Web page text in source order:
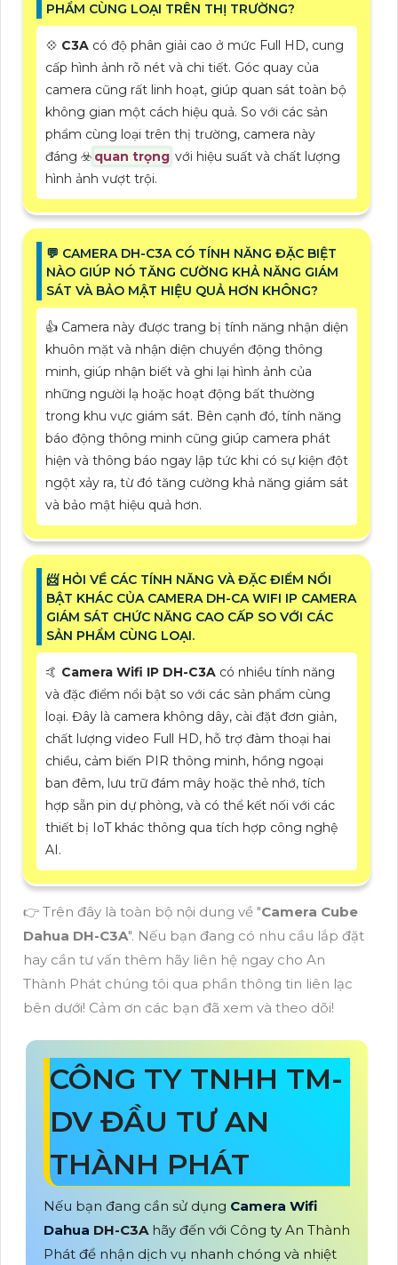
PHẨM CÙNG LOẠI TRÊN THỊ TRƯỜNG?
💠 C3A có độ phân giải cao ở mức Full HD, cung
cấp hình ảnh rõ nét và chi tiết. Góc quay của
camera cũng rất linh hoạt, giúp quan sát toàn bộ
không gian một cách hiệu quả. So với các sản
phẩm cùng loại trên thị trường, camera này
đáng ☣️ quan trọng với hiệu suất và chất lượng
hình ảnh vượt trội.
️💬 CAMERA DH-C3A CÓ TÍNH NĂNG ĐẶC BIỆT
NÀO GIÚP NÓ TĂNG CƯỜNG KHẢ NĂNG GIÁM
SÁT VÀ BẢO MẬT HIỆU QUẢ HƠN KHÔNG?
👍 Camera này được trang bị tính năng nhận diện
khuôn mặt và nhận diện chuyển động thông
minh, giúp nhận biết và ghi lại hình ảnh của
những người lạ hoặc hoạt động bất thường
trong khu vực giám sát. Bên cạnh đó, tính năng
báo động thông minh cũng giúp camera phát
hiện và thông báo ngay lập tức khi có sự kiện đột
ngột xảy ra, từ đó tăng cường khả năng giám sát
và bảo mật hiệu quả hơn.
📨 HỎI VỀ CÁC TÍNH NĂNG VÀ ĐẶC ĐIỂM NỔI
BẬT KHÁC CỦA CAMERA DH-CA WIFI IP CAMERA
GIÁM SÁT CHỨC NĂNG CAO CẤP SO VỚI CÁC
SẢN PHẨM CÙNG LOẠI.
🤙 Camera Wifi IP DH-C3A có nhiều tính năng
và đặc điểm nổi bật so với các sản phẩm cùng
loại. Đây là camera không dây, cài đặt đơn giản,
chất lượng video Full HD, hỗ trợ đàm thoại hai
chiều, cảm biến PIR thông minh, hồng ngoại
ban đêm, lưu trữ đám mây hoặc thẻ nhớ, tích
hợp sẵn pin dự phòng, và có thể kết nối với các
thiết bị IoT khác thông qua tích hợp công nghệ
AI.
👉 Trên đây là toàn bộ nội dung về "Camera Cube
Dahua DH-C3A". Nếu bạn đang có nhu cầu lắp đặt
hay cần tư vấn thêm hãy liên hệ ngay cho An
Thành Phát chúng tôi qua phần thông tin liên lạc
bên dưới! Cảm ơn các bạn đã xem và theo dõi!
CÔNG TY TNHH TM-
DV ĐẦU TƯ AN
THÀNH PHÁT
Nếu bạn đang cần sử dụng Camera Wifi
Dahua DH-C3A hãy đến với Công ty An Thành
Phát để nhận dịch vụ nhanh chóng và nhiệt